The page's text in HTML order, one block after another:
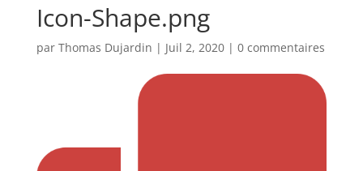
Icon-Shape.png
par Thomas Dujardin | Juil 2, 2020| 0 commentaires